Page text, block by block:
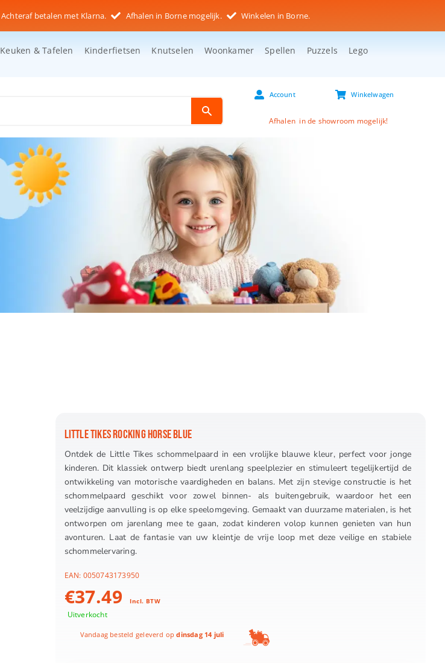
Achteraf betalen met Klarna. Afhalen in Borne mogelijk. Winkelen in Borne.
Keuken & Tafelen Kinderfietsen Knutselen Woonkamer Spellen Puzzels Lego
Account Winkelwagen
Afhalen in de showroom mogelijk!
LITTLE TIKES ROCKING HORSE BLUE
Ontdek de Little Tikes schommelpaard in een vrolijke blauwe kleur, perfect voor jonge
kinderen. Dit klassiek ontwerp biedt urenlang speelplezier en stimuleert tegelijkertijd de
ontwikkeling van motorische vaardigheden en balans. Met zijn stevige constructie is het
schommelpaard geschikt voor zowel binnen- als buitengebruik, waardoor het een
veelzijdige aanvulling is op elke speelomgeving. Gemaakt van duurzame materialen, is het
ontworpen om jarenlang mee te gaan, zodat kinderen volop kunnen genieten van hun
avonturen. Laat de fantasie van uw kleintje de vrije loop met deze veilige en stabiele
schommelervaring.
EAN: 0050743173950
€37.49 Incl. BTW
Uitverkocht
Vandaag besteld geleverd op dinsdag 14 juli